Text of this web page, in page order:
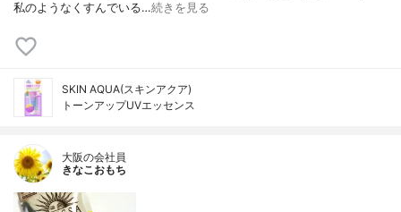
私のようなくすんでいる…続きを見る
SKIN AQUA(スキンアクア)
トーンアップUVエッセンス
大阪の会社員
きなこおもち